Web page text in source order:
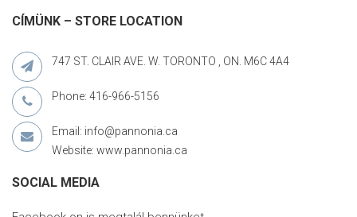
CÍMÜNK – STORE LOCATION
747 ST. CLAIR AVE. W. TORONTO , ON. M6C 4A4
Phone: 416-966-5156
Email: info@pannonia.ca
Website: www.pannonia.ca
SOCIAL MEDIA